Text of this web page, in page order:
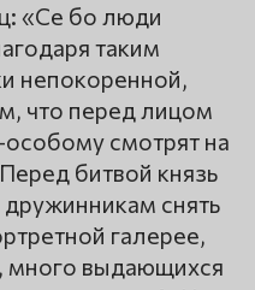
«Се бо люди
таким
непокоренной,
что перед лицом
смотрят на
битвой князь
снять
галерее,
много выдающихся